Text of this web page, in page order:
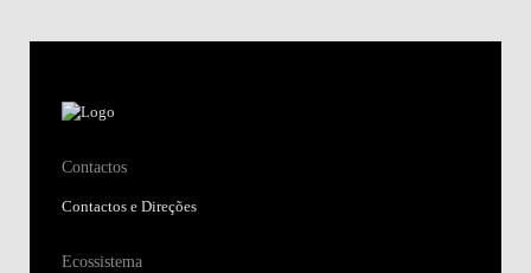
Contactos
Contactos e Direções
Ecossistema